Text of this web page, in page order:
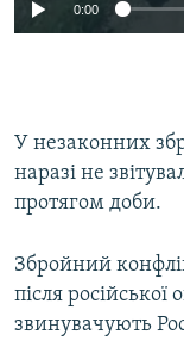
0:00
У незаконних
наразі не
протягом доби.
Збройний
після російської
звинувачують